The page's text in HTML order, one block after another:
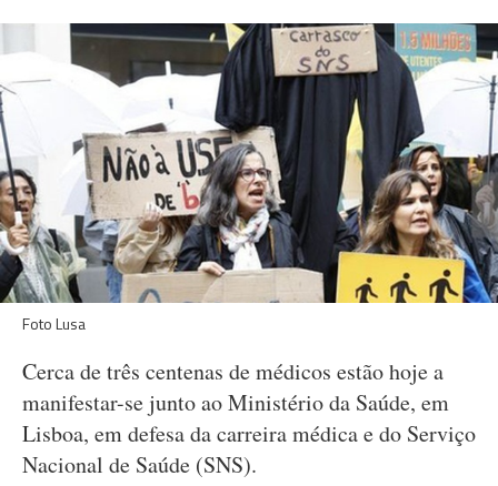
Foto Lusa
Cerca de três centenas de médicos estão hoje a
manifestar-se junto ao Ministério da Saúde, em
Lisboa, em defesa da carreira médica e do Serviço
Nacional de Saúde (SNS).